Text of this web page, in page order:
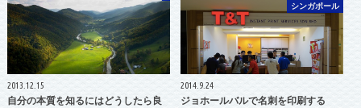
2013.12.15
自分の本質を知るにはどうしたら良
シンガポール
2014.9.24
ジョホールバルで名刺を印刷する